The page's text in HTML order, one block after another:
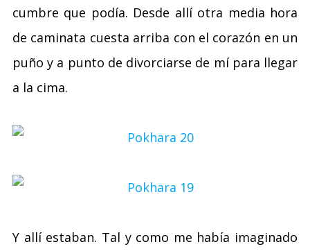
cumbre que podía. Desde allí otra media hora
de caminata cuesta arriba con el corazón en un
puño y a punto de divorciarse de mí para llegar
a la cima.
Y allí estaban. Tal y como me había imaginado